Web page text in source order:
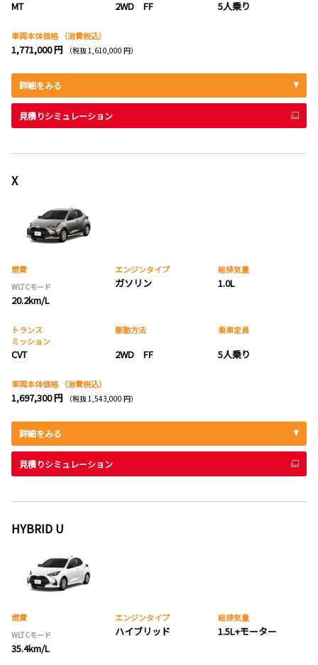
MT 2WD FF 5人乗り
車両本体価格 （消費税込）
1,771,000 円 （税抜 1,610,000 円）
詳細をみる
見積りシミュレーション
X
燃費
WLTCモード
20.2km/L
エンジンタイプ
ガソリン
総排気量
1.0L
トランス
ミッション
CVT
駆動方法
2WD FF
乗車定員
5人乗り
車両本体価格 （消費税込）
1,697,300 円 （税抜 1,543,000 円）
詳細をみる
見積りシミュレーション
HYBRID U
燃費
WLTCモード
35.4km/L
エンジンタイプ
ハイブリッド
総排気量
1.5L+モーター